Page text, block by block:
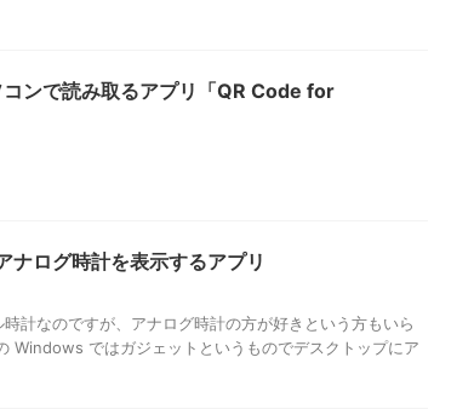
ンで読み取るアプリ「QR Code for
ログ時計を表示するアプリ
計なのですが、アナログ時計の方が好きという方もいら
Windows ではガジェットというものでデスクトップにア